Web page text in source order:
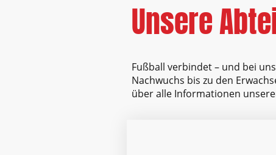
Unsere
Fußball verbindet – und bei
Nachwuchs bis zu den
über alle Informationen